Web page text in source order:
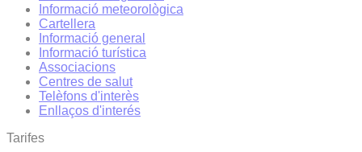
Informació meteorològica
Cartellera
Informació general
Informació turística
Associacions
Centres de salut
Telèfons d'interès
Enllaços d'interés
Tarifes